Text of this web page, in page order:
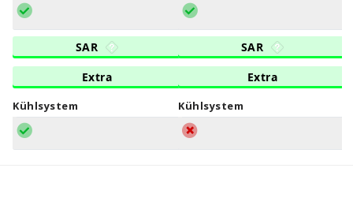
SAR
Extra
Kühlsystem
SAR
Extra
Kühlsystem